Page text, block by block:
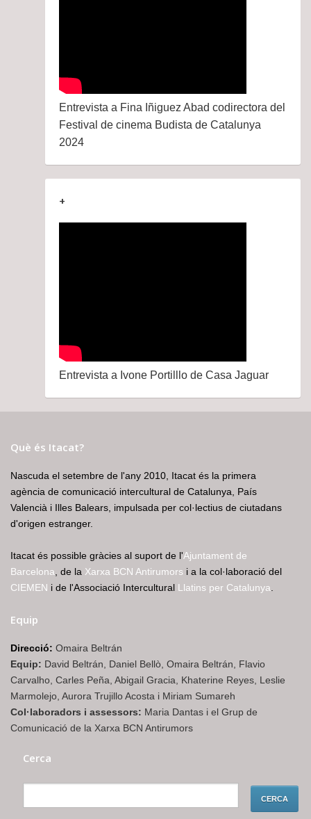
Entrevista a Fina Iñiguez Abad codirectora del
Festival de cinema Budista de Catalunya
2024
+
Entrevista a Ivone Portilllo de Casa Jaguar
Què és Itacat?
Nascuda el setembre de l'any 2010, Itacat és la primera
agència de comunicació intercultural de Catalunya, País
Valencià i Illes Balears, impulsada per col·lectius de ciutadans
d'origen estranger.
Itacat és possible gràcies al suport de l'Ajuntament de
Barcelona , de la Xarxa BCN Antirumors i a la col·laboració del
CIEMEN i de l'Associació Intercultural Llatins per Catalunya
Equip
Direcció: Omaira Beltrán
Equip: David Beltrán, Daniel Bellò, Omaira Beltrán, Flavio
Carvalho, Carles Peña, Abigail Gracia, Khaterine Reyes, Leslie
Marmolejo, Aurora Trujillo Acosta i Miriam Sumareh
Col·laboradors i assessors: Maria Dantas i el Grup de
Comunicació de la Xarxa BCN Antirumors
Cerca